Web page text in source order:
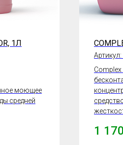
1Л
моющее
средней
Артикул:
Complex
1 170